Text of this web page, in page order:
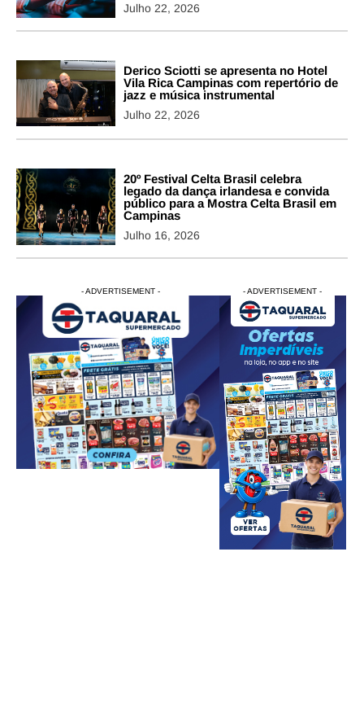
Julho 22, 2026
Derico Sciotti se apresenta no Hotel
Vila Rica Campinas com repertório de
jazz e música instrumental
Julho 22, 2026
20º Festival Celta Brasil celebra
legado da dança irlandesa e convida
público para a Mostra Celta Brasil em
Campinas
Julho 16, 2026
- ADVERTISEMENT - -
- ADVERTISEMENT - - ADVERTISEMENT -